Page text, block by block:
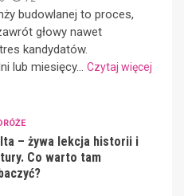
budowlanej to proces,
głowy nawet
kandydatów.
lub miesięcy... Czytaj więcej
– żywa lekcja historii i
Co warto tam